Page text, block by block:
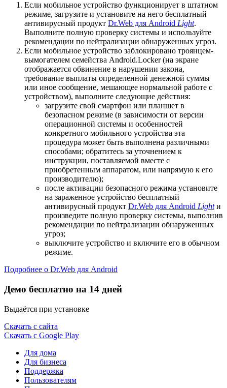
Если мобильное устройство функционирует в штатном
режиме, загрузите и установите на него бесплатный
антивирусный продукт Dr.Web для Android Light.
Выполните полную проверку системы и используйте
рекомендации по нейтрализации обнаруженных угроз.
Если мобильное устройство заблокировано троянцем-
вымогателем семейства Android.Locker (на экране
отображается обвинение в нарушении закона,
требование выплаты определенной денежной суммы
или иное сообщение, мешающее нормальной работе с
устройством), выполните следующие действия:
загрузите свой смартфон или планшет в
безопасном режиме (в зависимости от версии
операционной системы и особенностей
конкретного мобильного устройства эта
процедура может быть выполнена различными
способами; обратитесь за уточнением к
инструкции, поставляемой вместе с
приобретенным аппаратом, или напрямую к его
производителю);
после активации безопасного режима установите
на зараженное устройство бесплатный
антивирусный продукт Dr.Web для Android Lightи
произведите полную проверку системы, выполнив
рекомендации по нейтрализации обнаруженных
угроз;
выключите устройство и включите его в обычном
режиме.
Подробнее о Dr.Web для Android
Демо бесплатно на 14 дней
Выдаётся при установке
Скачать с сайта
Скачать с Google Play
Для дома
Для бизнеса
Поддержка
Пользователям